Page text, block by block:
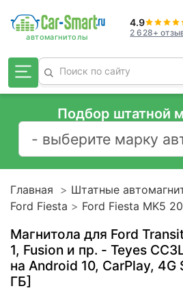
4.9
2 628+
Подбор штатной
Главная Штатные
Ford Fiesta
Ford Fiesta MK5
Магнитола для Ford
1, Fusion и пр. - Teyes
на Android 10, CarPlay,
ГБ]